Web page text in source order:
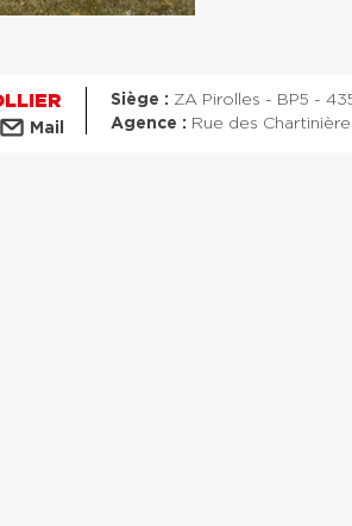
Mail
Siège : ZA Pirolles - BP5 -
Agence : Rue des